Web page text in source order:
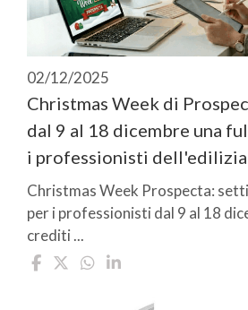
02/12/2025
Christmas Week di
dal 9 al 18 dicembre una
i professionisti dell'edilizia
Christmas Week Prospecta:
per i professionisti dal 9 al 18
crediti ...